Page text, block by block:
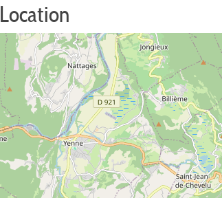
Location